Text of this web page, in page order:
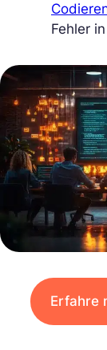
Fehler
Erfahre